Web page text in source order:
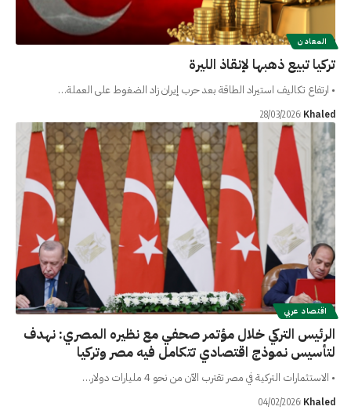
المعادن
تركيا تبيع ذهبها لإنقاذ الليرة
• ارتفاع تكاليف استيراد الطاقة بعد حرب إيران زاد الضغوط على العملة…
Khaled
28/03/2026
اقتصاد عربي
الرئيس التركي خلال مؤتمر صحفي مع نظيره المصري: نهدف
لتأسيس نموذج اقتصادي تتكامل فيه مصر وتركيا
• الاستثمارات التركية في مصر تقترب الآن من نحو 4 مليارات دولار…
Khaled
04/02/2026